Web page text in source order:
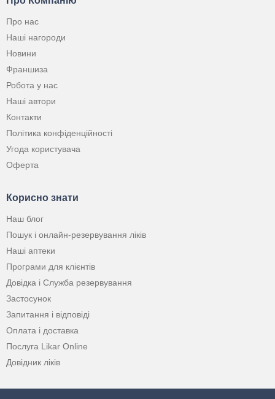
Про нас
Наші нагороди
Новини
Франшиза
Робота у нас
Наші автори
Контакти
Політика конфіденційності
Угода користувача
Оферта
Корисно знати
Наш блог
Пошук і онлайн-резервування ліків
Наші аптеки
Програми для клієнтів
Довідка і Служба резервування
Застосунок
Запитання і відповіді
Оплата і доставка
Послуга Likar Online
Довідник ліків